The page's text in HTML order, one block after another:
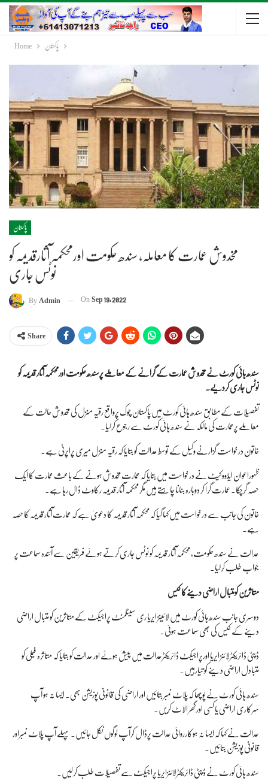
Home پاکستان
پاکستان
مخدوش عمارت کا معاملہ، سندھ حکومت اورمحکمہ آثارقدیمہ کو
نوٹس جاری
ByAdmin OnSep 19, 2022
Share
سندھ ہائی کورٹ نے مخدوش عمارت کے گرانے کے معاملے پرسندھ حکومت اورمحکمہ آثار قدیمہ کو
نوٹس جاری کردیے۔
تفصیلات کے مطابق سندھ ہائی کورٹ میں پاکستان چوک پرواقع رقیہ منزل کی مخدوش حالت کے
معاملے پرعمارت کی مالکہ نے سندھ ہائی کورٹ سے رجوع کرلیا۔
خاتون درخواست گزارنے وکیل کے توسط عدالت کو بتایا کہ رقیہ منزل میری پراپرٹی ہے۔
ظہوراعوان ایڈووکیٹ نے درخواست میں بتایا کہ عمارت مخدوش ہونے کے باعث عمارت کا ایک
حصہ گرچکا۔ عمارت گرا کر دوبارہ بنانا چاہتے ہیں مگر محکمہ آثار قدیمہ رکاوٹ ڈال رہا ہے۔
خاتون کی جانب سے درخواست میں کہا گیا کہ محکمہ آثار قدیمہ کا دعویٰ ہے کہ عمارت آثار قدیمہ کا حصہ
ہے۔
عدالت نے سندھ حکومت، محکمہ آثار قدیمہ کو نوٹس جاری کرتے ہوئے فریقین سے آئندہ سماعت پر
جواب طلب کرلیا۔
متاثرین کومتبال اراضی دینےکا کیس
دوسری جانب سندھ ہائی کورٹ میں لائینز ایریا ری سیٹلمنٹ پراجیکٹ کے متاثرین کو متبال اراضی
دینے کے کیس کی بھی سماعت ہوئی۔
ڈپٹی ڈائریکٹرلائنز ایریا اورپراجیکٹ ڈائریکٹرعدالت میں پیش ہوئے اور عدالت کو بتایا کہ متاثرہ فیملی کو
متبادل اراضی دینے کو تیارہیں۔
سندھ ہائی کورٹ نے پوچھا کہ پلاٹ نمبر بتائیں اور اراضی کی قانونی پوزیشن بھی۔ ایسا نہ ہو آپ
سرکاری اراضی یا کسی اور گھر الاٹ کریں۔
عدالت نے کہا کہ ایسا نہ ہوکارروائی عدالت پرڈال کرآپ لوگوں نکل جائیں۔ پہلے آپ پلاٹ نمبراور
قانونی پوزیشن بتائیں۔
سندھ ہائی کورٹ نے ڈپٹی ڈائریکٹرلائنزایریا پراجیکٹ سے تفصیلات طلب کرلیں۔